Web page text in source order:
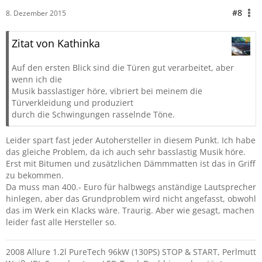
8. Dezember 2015 #8
Zitat von Kathinka
Auf den ersten Blick sind die Türen gut verarbeitet, aber
wenn ich die
Musik basslastiger höre, vibriert bei meinem die
Türverkleidung und produziert
durch die Schwingungen rasselnde Töne.
Leider spart fast jeder Autohersteller in diesem Punkt. Ich habe
das gleiche Problem, da ich auch sehr basslastig Musik höre.
Erst mit Bitumen und zusätzlichen Dämmmatten ist das in Griff
zu bekommen.
Da muss man 400.- Euro für halbwegs anständige Lautsprecher
hinlegen, aber das Grundproblem wird nicht angefasst, obwohl
das im Werk ein Klacks wäre. Traurig. Aber wie gesagt, machen
leider fast alle Hersteller so.
2008 Allure 1.2l PureTech 96kW (130PS) STOP & START, Perlmutt